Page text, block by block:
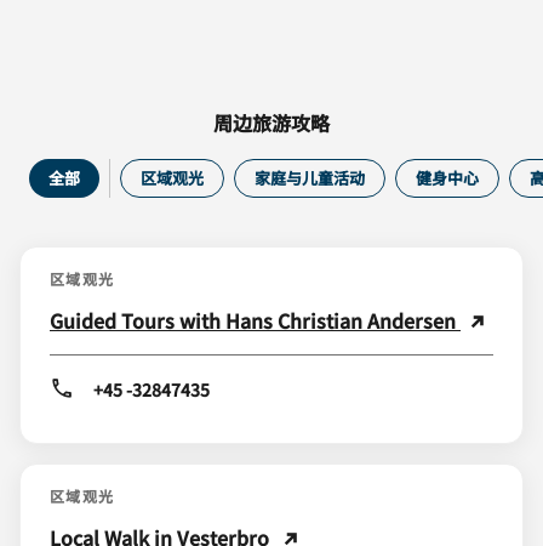
周边旅游攻略
全部 区域观光 家庭与儿童活动 健身中心
区域观光
Guided Tours with Hans Christian Andersen
+45 -32847435
区域观光
Local Walk in Vesterbro